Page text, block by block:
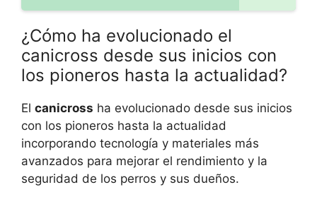
¿Cómo ha evolucionado el
canicross desde sus inicios con
los pioneros hasta la actualidad?
El canicross ha evolucionado desde sus inicios
con los pioneros hasta la actualidad
incorporando tecnología y materiales más
avanzados para mejorar el rendimiento y la
seguridad de los perros y sus dueños.